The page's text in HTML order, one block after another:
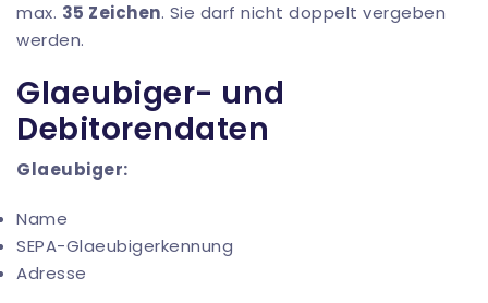
max. 35 Zeichen. Sie darf nicht doppelt vergeben
werden.
Glaeubiger- und
Debitorendaten
Glaeubiger:
Name
SEPA-Glaeubigerkennung
Adresse